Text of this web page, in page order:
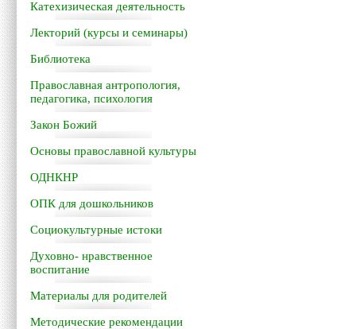
Катехизическая деятельность
Лекторий (курсы и семинары)
Библиотека
Православная антропология,
педагогика, психология
Закон Божий
Основы православной культуры
ОДНКНР
ОПК для дошкольников
Социокультурные истоки
Духовно- нравственное
воспитание
Материалы для родителей
Методические рекомендации